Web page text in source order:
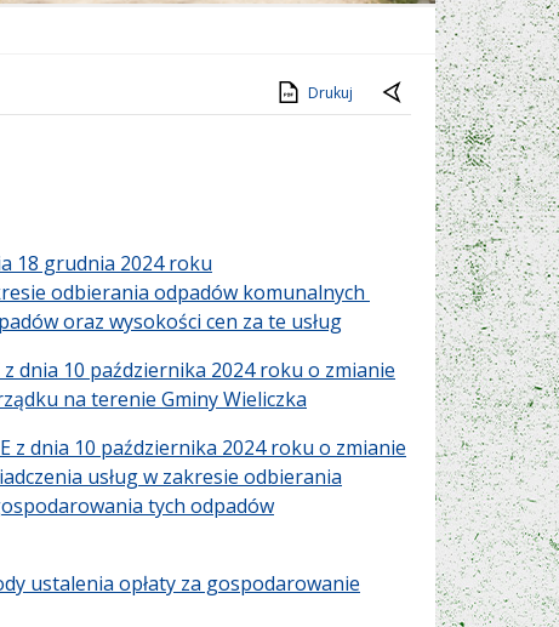
Drukuj
18 grudnia 2024 roku
odbierania odpadów komunalnych
oraz wysokości cen za te usług
z dnia 10 października 2024 roku o zmianie
na terenie Gminy Wieliczka
z dnia 10 października 2024 roku o zmianie
usług w zakresie odbierania
tych odpadów
ustalenia opłaty za gospodarowanie